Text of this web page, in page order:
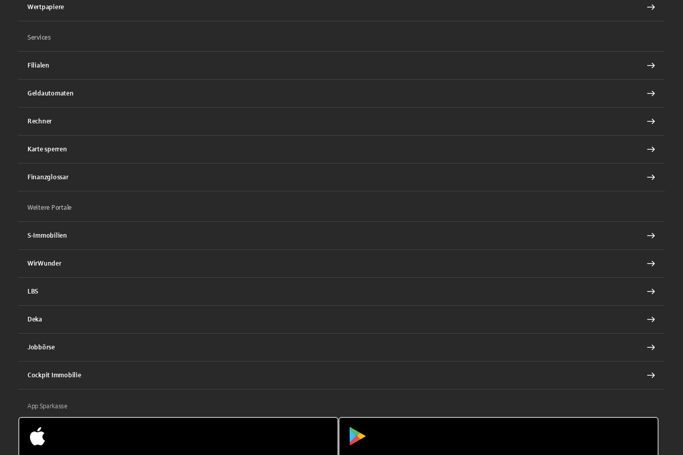
Wertpapiere
Services
Filialen
Geldautomaten
Rechner
Karte sperren
Finanzglossar
Weitere Portale
S-Immobilien
WirWunder
LBS
Deka
Jobbörse
Cockpit Immobilie
App Sparkasse